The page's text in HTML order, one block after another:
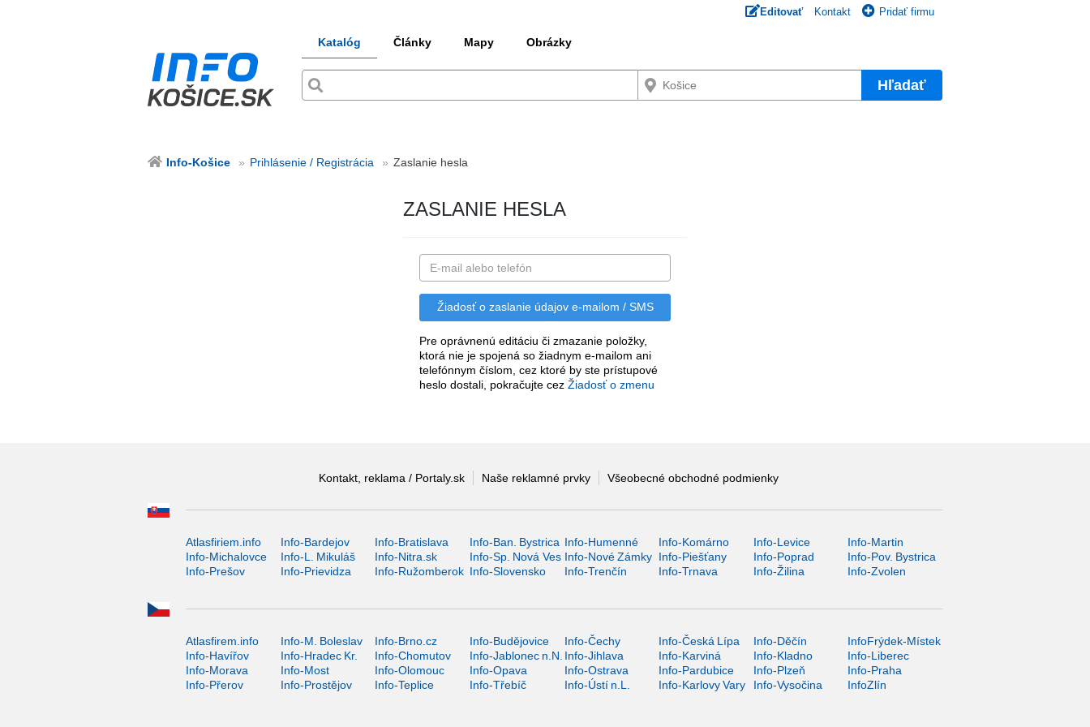
Editovať Kontakt Pridať firmu
Katalóg Články Mapy Obrázky
Hľadať
Info-Košice Prihlásenie / Registrácia Zaslanie hesla
ZASLANIE HESLA
Pre oprávnenú editáciu či zmazanie položky,
ktorá nie je spojená so žiadnym e-mailom ani
telefónnym číslom, cez ktoré by ste prístupové
heslo dostali, pokračujte cez Žiadosť o zmenu
Kontakt, reklama / Portaly.sk Naše reklamné prvky Všeobecné obchodné podmienky
Atlasfiriem.info Info-Bardejov Info-Bratislava Info-Ban. Bystrica Info-Humenné Info-Komárno Info-Levice
Info-Martin
Info-Michalovce
Info-L. Mikuláš Info-Nitra.sk Info-Sp. Nová Ves Info-Nové Zámky Info-Piešťany Info-Poprad
Info-Pov. Bystrica
Info-Prešov
Info-Prievidza Info-Ružomberok Info-Slovensko Info-Trenčín Info-Trnava Info-Žilina Info-Zvolen
Atlasfirem.info Info-M. Boleslav Info-Brno.cz Info-Budějovice Info-Čechy Info-Česká Lípa Info-Děčín
InfoFrýdek-Místek
Info-Havířov
Info-Hradec Kr. Info-Chomutov Info-Jablonec n.N. Info-Jihlava Info-Karviná Info-Kladno
Info-Liberec
Info-Morava
Info-Most Info-Olomouc Info-Opava Info-Ostrava Info-Pardubice Info-Plzeň
Info-Praha
Info-Přerov
Info-Prostějov Info-Teplice Info-Třebíč Info-Ústí n.L. Info-Karlovy Vary Info-Vysočina InfoZlín